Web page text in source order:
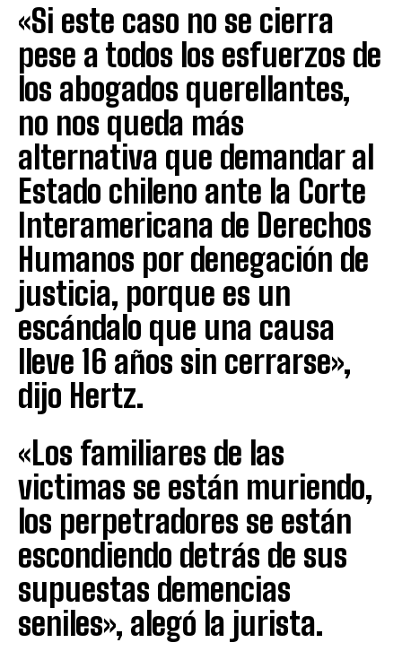
«Si este caso no se cierra
pese a todos los esfuerzos de
los abogados querellantes,
no nos queda más
alternativa que demandar al
Estado chileno ante la Corte
Interamericana de Derechos
Humanos por denegación de
justicia, porque es un
escándalo que una causa
lleve 16 años sin cerrarse»,
dijo Hertz.
«Los familiares de las
victimas se están muriendo,
los perpetradores se están
escondiendo detrás de sus
supuestas demencias
seniles», alegó la jurista.